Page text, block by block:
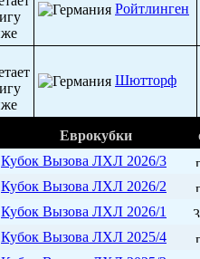
Ройтлинген
Шютторф
Еврокубки
Кубок Вызова ЛХЛ 2026/3
Кубок Вызова ЛХЛ 2026/2
Кубок Вызова ЛХЛ 2026/1
Кубок Вызова ЛХЛ 2025/4